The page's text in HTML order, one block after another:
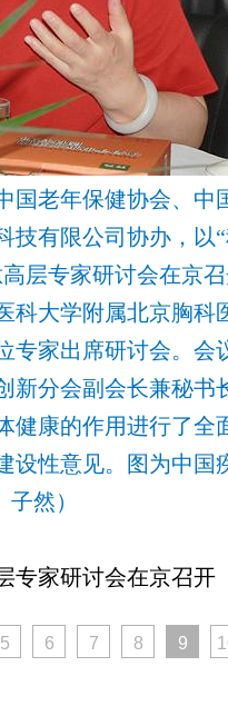
老年保健协会、中
技有限公司协办，以
层专家研讨会在京
科大学附属北京胸科
专家出席研讨会。会
新分会副会长兼秘书
健康的作用进行了全
设性意见。图为中国
然）
专家研讨会在京召开
5 6 7 8 9